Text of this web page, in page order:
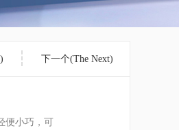
下一个(The Next)
便小巧，可